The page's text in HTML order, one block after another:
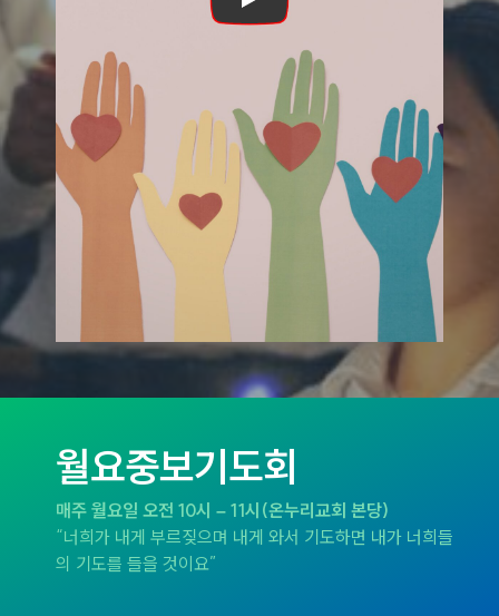
Play
월요중보기도회
매주 월요일 오전 10시 – 11시(온누리교회 본당)
“너희가 내게 부르짖으며 내게 와서 기도하면 내가 너희들
의 기도를 들을 것이요”